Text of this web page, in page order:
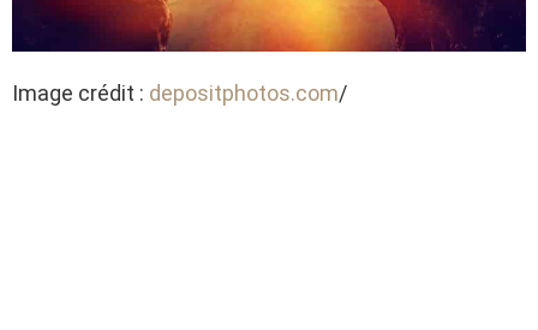
Image crédit : depositphotos.com/